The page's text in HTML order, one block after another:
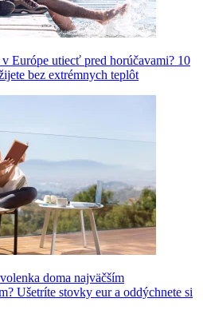
Európe utiecť pred horúčavami? 10
bez extrémnych teplôt
doma najväčším
Ušetríte stovky eur a oddýchnete si